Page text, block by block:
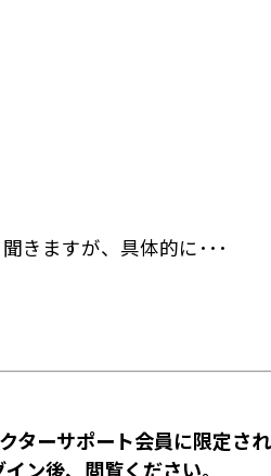
きますが、具体的に･･･
ターサポート会員に限定され
ン後、閲覧ください。